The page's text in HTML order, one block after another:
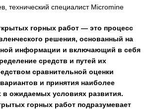
технический специалист Micromine
горных работ — это процесс
решения, основанный на
информации и включающий в себя
средств и путей их
сравнительной оценки
и принятия наиболее
в ожидаемых условиях развития.
горных работ подразумевает